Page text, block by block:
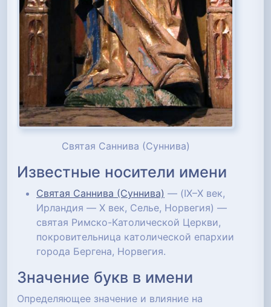
Святая Саннива (Суннива)
Известные носители имени
Святая Саннива (Суннива) — (IX–X век,
Ирландия — X век, Селье, Норвегия) —
святая Римско-Католической Церкви,
покровительница католической епархии
города Бергена, Норвегия.
Значение букв в имени
Определяющее значение и влияние на